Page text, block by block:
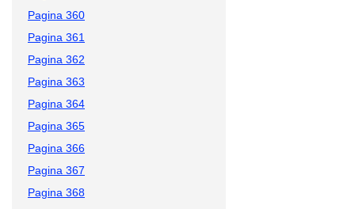
Pagina 360
Pagina 361
Pagina 362
Pagina 363
Pagina 364
Pagina 365
Pagina 366
Pagina 367
Pagina 368